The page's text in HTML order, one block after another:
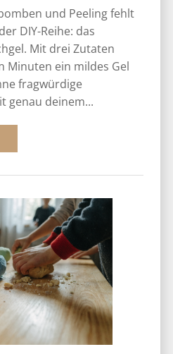
und Peeling fehlt
DIY-Reihe: das
Mit drei Zutaten
Minuten ein mildes Gel
fragwürdige
genau deinem...